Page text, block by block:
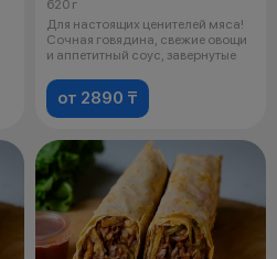
620 г
Для настоящих ценителей мяса!
Сочная говядина, свежие овощи
и аппетитный соус, завернутые
от 2890 ₸